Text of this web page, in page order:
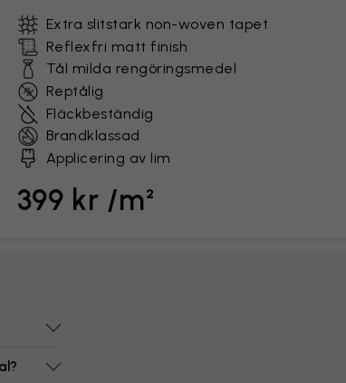
Extra slitstark non-woven tapet
Reflexfri matt finish
Tål milda rengöringsmedel
Reptålig
Fläckbeständig
Brandklassad
Applicering av lim
399 kr /m²